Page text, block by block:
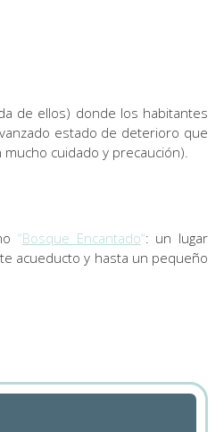
de ellos) donde los habitantes
estado de deterioro que
mucho cuidado y precaución).
“Bosque Encantado“: un lugar
acueducto y hasta un pequeño